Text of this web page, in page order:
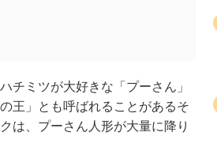
チミツが大好きな「プーさん」
王」とも呼ばれることがあるそ
は、プーさん人形が大量に降り